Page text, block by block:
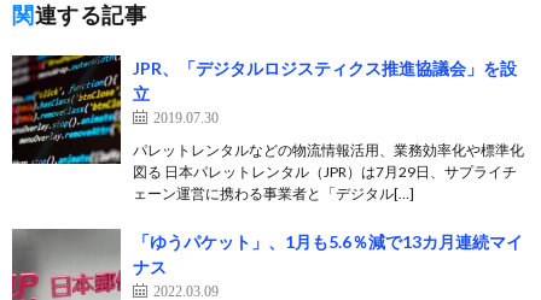
関連する記事
JPR、「デジタルロジスティクス推進協議会」を設
立
2019.07.30
パレットレンタルなどの物流情報活用、業務効率化や標準化
図る 日本パレットレンタル（JPR）は7月29日、サプライチ
ェーン運営に携わる事業者と「デジタル[…]
「ゆうパケット」、1月も5.6％減で13カ月連続マイ
ナス
2022.03.09